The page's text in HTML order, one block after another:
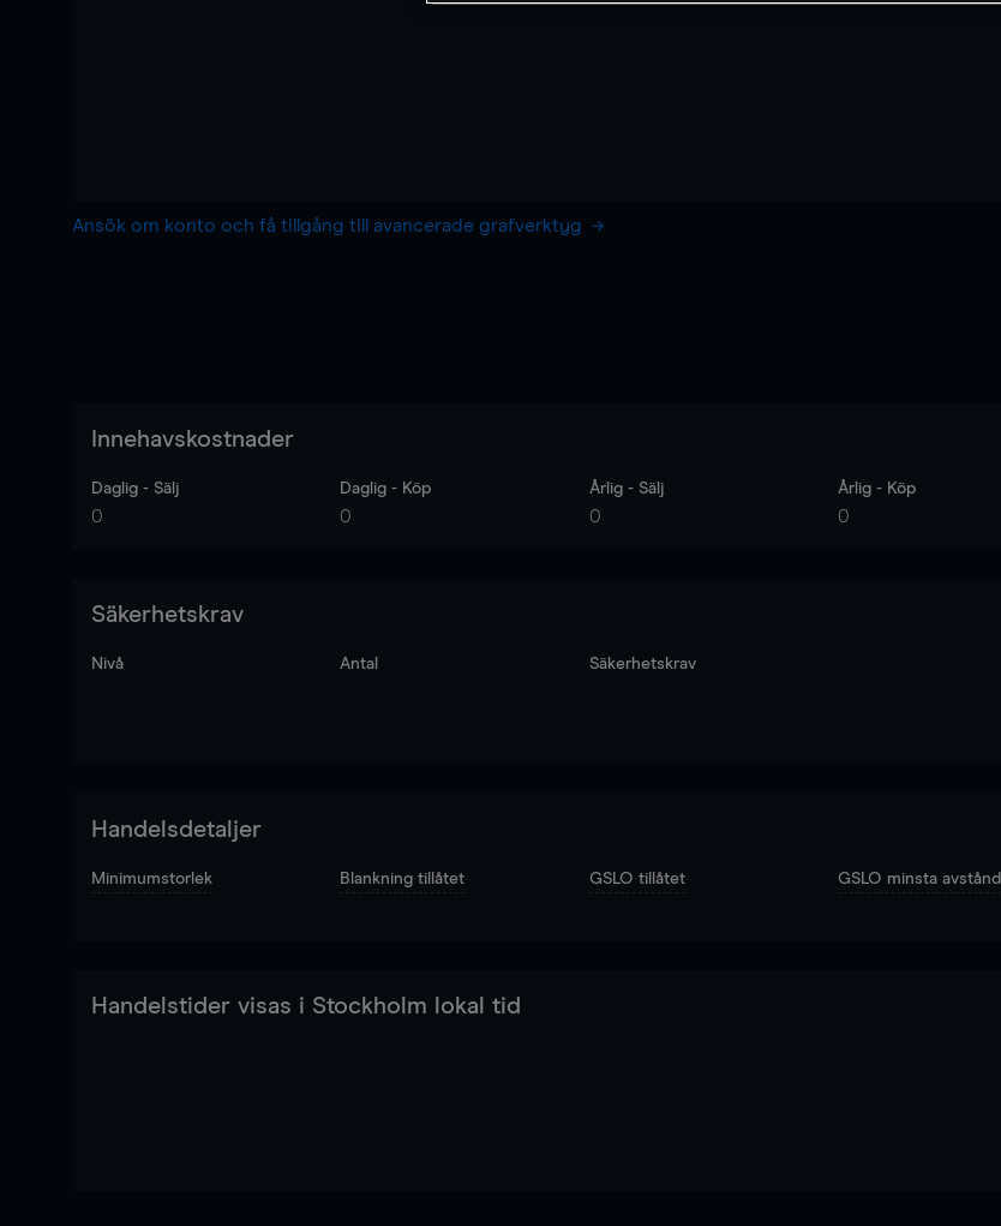
Ansök om konto och få tillgång till avancerade grafverktyg
Innehavskostnader
Daglig - Sälj
0
Daglig - Köp
0
Årlig - Sälj
0
Årlig - Köp
0
Säkerhetskrav
Nivå Antal Säkerhetskrav
Handelsdetaljer
Minimumstorlek Blankning tillåtet GSLO tillåtet GSLO minsta avstånd
Handelstider visas i Stockholm lokal tid